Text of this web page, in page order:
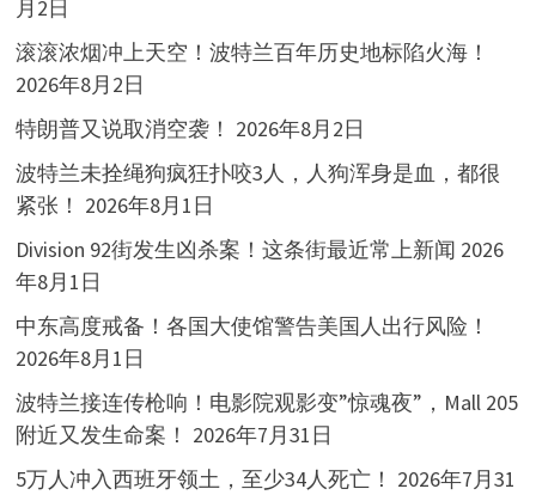
月2日
滚滚浓烟冲上天空！波特兰百年历史地标陷火海！
2026年8月2日
特朗普又说取消空袭！ 2026年8月2日
波特兰未拴绳狗疯狂扑咬3人，人狗浑身是血，都很
紧张！ 2026年8月1日
Division 92街发生凶杀案！这条街最近常上新闻 2026
年8月1日
中东高度戒备！各国大使馆警告美国人出行风险！
2026年8月1日
波特兰接连传枪响！电影院观影变”惊魂夜”，Mall 205
附近又发生命案！ 2026年7月31日
5万人冲入西班牙领土，至少34人死亡！ 2026年7月31